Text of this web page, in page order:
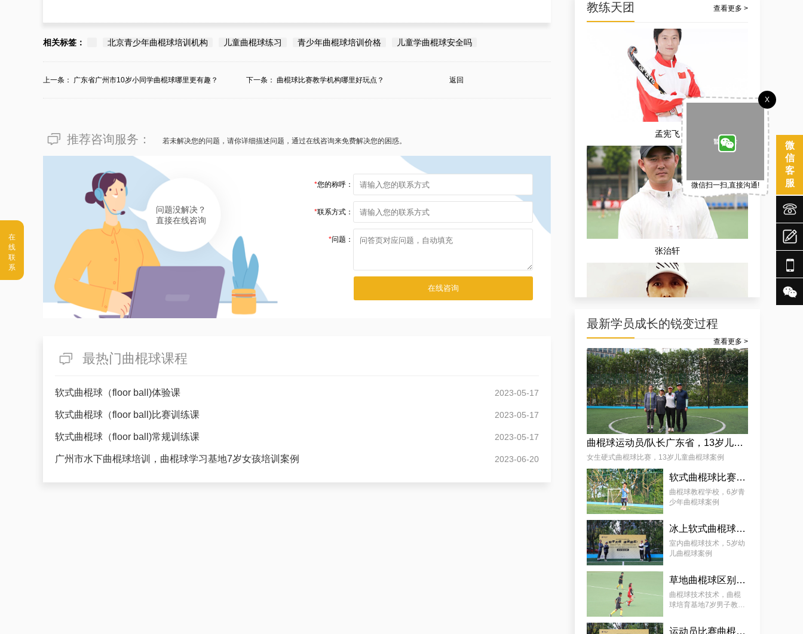
相关标签： 北京青少年曲棍球培训机构 儿童曲棍球练习 青少年曲棍球培训价格 儿童学曲棍球安全吗
上一条： 广东省广州市10岁小同学曲棍球哪里更有趣？ 下一条： 曲棍球比赛教学机构哪里好玩点？ 返回
推荐咨询服务： 若未解决您的问题，请你详细描述问题，通过在线咨询来免费解决您的困惑。
问题没解决？
直接在线咨询
*您的称呼：
*联系方式：
*问题：
最热门曲棍球课程
软式曲棍球（floor ball)体验课 2023-05-17
软式曲棍球（floor ball)比赛训练课 2023-05-17
软式曲棍球（floor ball)常规训练课 2023-05-17
广州市水下曲棍球培训，曲棍球学习基地7岁女孩培训案例 2023-06-20
教练天团 查看更多 >
孟宪飞
张治轩
杨娟
麦少颜
最新学员成长的锐变过程
查看更多 >
曲棍球运动员/队长广东省，13岁儿童曲棍球案例
女生硬式曲棍球比赛，13岁儿童曲棍球案例
软式曲棍球比赛技巧，6岁青少年曲棍球教程案例
曲棍球教程学校，6岁青
少年曲棍球案例
冰上软式曲棍球，曲棍球教育基地5岁女孩教程案例
室内曲棍球技术，5岁幼
儿曲棍球案例
草地曲棍球区别，7岁幼儿曲棍球教学案例
曲棍球技术技术，曲棍
球培育基地7岁男子教学
运动员比赛曲棍球，9岁幼儿曲棍球案例
微
信
客
服
X
微信扫一扫,直接沟通!




